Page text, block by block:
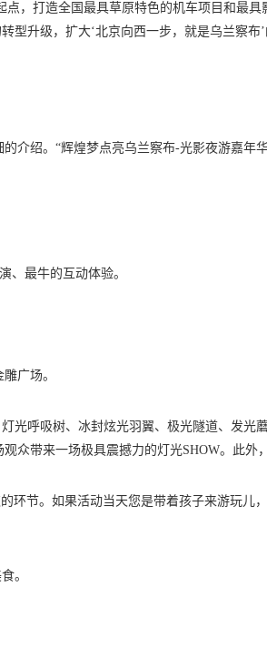
，打造全国最具草原特色的机车项目和最具
型升级，扩大‘北京向西一步，就是乌兰察布
介绍。“辉煌梦点亮乌兰察布-光影夜游嘉年
最牛的互动体验。
广场。
光呼吸树、冰封炫光羽翼、极光隧道、发光
众带来一场极具震撼力的灯光SHOW。此外
环节。如果活动当天您是带着孩子来游玩儿
。